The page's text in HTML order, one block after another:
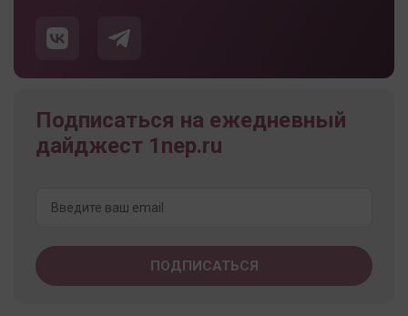
Подписаться на ежедневный
дайджест 1nep.ru